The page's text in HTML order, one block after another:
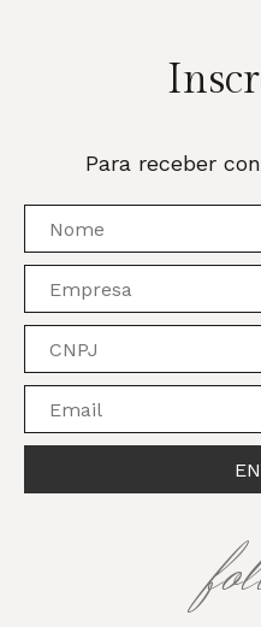
Para receber